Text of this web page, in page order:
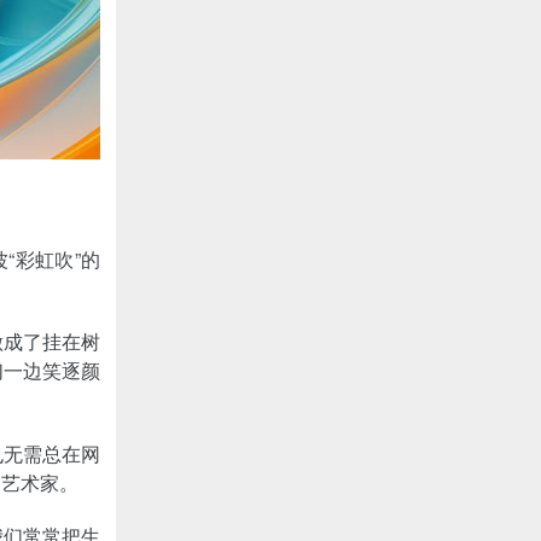
彩虹吹”的
了挂在树
边笑逐颜
需总在网
术家。